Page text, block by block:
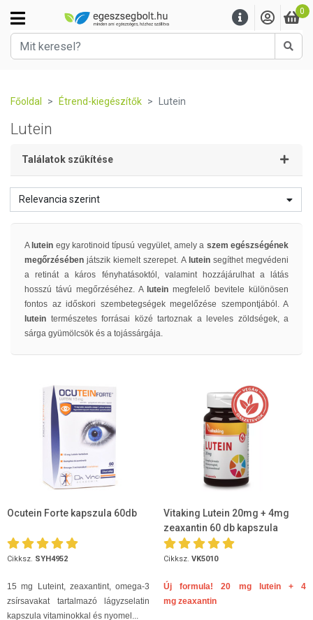
0
Főoldal Étrend-kiegészítők Lutein
Lutein
Találatok szűkítése
Relevancia szerint
A lutein egy karotinoid típusú vegyület, amely a szem egészségének
megőrzésében játszik kiemelt szerepet. A luteinsegíthet megvédeni
a retinát a káros fényhatásoktól, valamint hozzájárulhat a látás
hosszú távú megőrzéséhez. A lutein megfelelő bevitele különösen
fontos az időskori szembetegségek megelőzése szempontjából. A
lutein természetes forrásai közé tartoznak a leveles zöldségek, a
sárga gyümölcsök és a tojássárgája.
Ocutein Forte kapszula 60db
Cikksz. SYH4952
15 mg Luteint, zeaxantint, omega-3
zsírsavakat tartalmazó lágyzselatin
kapszula vitaminokkal és nyomel...
Vitaking Lutein 20mg + 4mg
zeaxantin 60 db kapszula
Cikksz. VK5010
Új formula! 20 mg lutein + 4
mg zeaxantin